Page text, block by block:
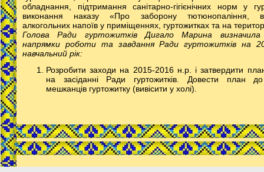
обладнання, підтримання санітарно-гігієнічних норм у
виконання наказу «Про заборону тютюнопаління,
алкогольних напоїв у приміщеннях, гуртожитках та на
Голова Ради гуртожитків Дигало Марина визначила
напрямки роботи та завдання Ради гуртожитків на
навчальний рік:
Розробити заходи на 2015-2016 н.р. і затвердити
на засіданні Ради гуртожитків. Довести план
мешканців гуртожитку (вивісити у холі).